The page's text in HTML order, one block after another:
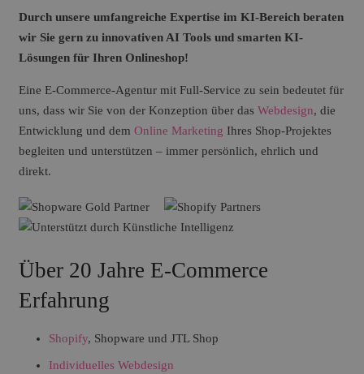
Durch unsere umfangreiche Expertise im KI-Bereich beraten
wir Sie gern zu innovativen AI Tools und smarten KI-
Lösungen für Ihren Onlineshop!
Eine E-Commerce-Agentur mit Full-Service zu sein bedeutet für
uns, dass wir Sie von der Konzeption über das Webdesign, die
Entwicklung und dem Online Marketing Ihres Shop-Projektes
begleiten und unterstützen – immer persönlich, ehrlich und
direkt.
Über 20 Jahre E-Commerce
Erfahrung
Shopify, Shopware und JTL Shop
Individuelles Webdesign